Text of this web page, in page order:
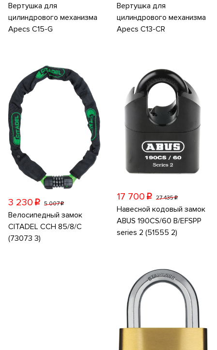
Вертушка для
цилиндрового механизма
Apecs C15-G
Вертушка для
цилиндрового механизма
Apecs C13-CR
3 230 p 5 007p
Велосипедный замок
CITADEL CCH 85/8/C
(73073 3)
17 700 p 27 435p
Навесной кодовый замок
ABUS 190CS/60 B/EFSPP
series 2 (51555 2)